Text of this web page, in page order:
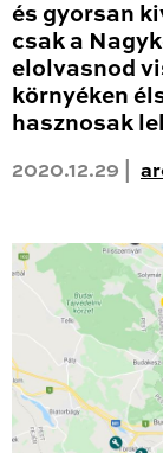
és gyorsan
csak a
elolvasnod
környéken
hasznosak
2020.12.29 |